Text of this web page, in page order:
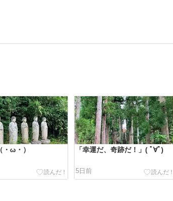
・ω・） 「幸運だ、奇跡だ！」( ﾟ∀ﾟ)
5日前